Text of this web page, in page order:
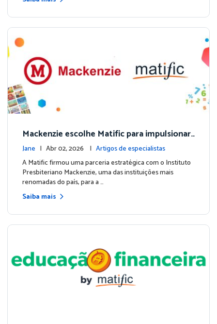
Mackenzie escolhe Matific para impulsionar
matemática e educação financeira na Educa
ção Básica
Jane | Abr 02, 2026 | Artigos de especialistas
A Matific firmou uma parceria estratégica com o Instituto
Presbiteriano Mackenzie, uma das instituições mais
renomadas do país, para a …
Saiba mais